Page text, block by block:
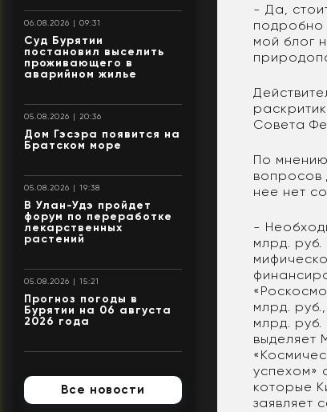
06.08.2026 | 09:31
Суд Бурятии
постановил выселить
проживающего в
аварийном жилье
05.08.2026 | 20:36
Дом Гэсэра появится на
Братском море
05.08.2026 | 19:38
В Улан-Удэ пройдет
форум по переработке
лекарственных
растений
05.08.2026 | 15:21
Прогноз погоды в
Бурятии на 06 августа
2026 года
Все новости
- Да,
подробно
мой блог
Совета
По
вопросов
нее нет
-
млрд.
млрд.
млрд.
выделяет
успехом»
которые
заявляет